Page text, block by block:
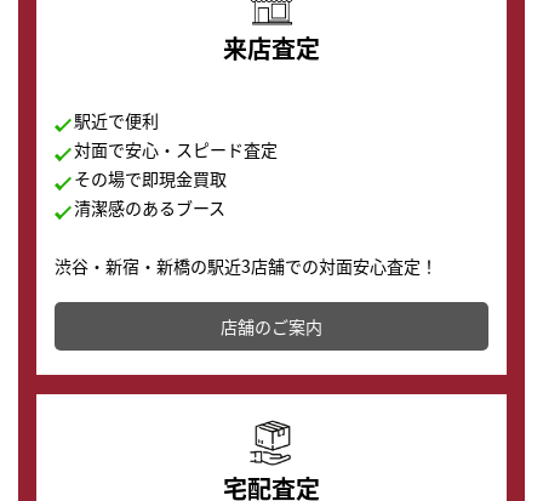
来店査定
駅近で便利
対面で安心・スピード査定
その場で即現金買取
清潔感のあるブース
渋谷・新宿・新橋の駅近3店舗での対面安心査定！
その場で現金買取致します。渋谷本店では、時計販売の
店舗を併設しており、下取りに出してお得に新しい時計
の購入もできます♪
店舗のご案内
宅配査定